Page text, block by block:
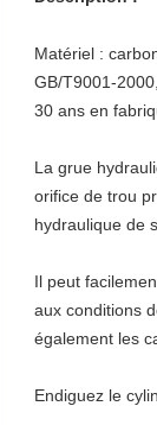
Matériel :
GB/T9001-
30 ans en
La grue
orifice de trou
hydraulique de
Il peut
aux conditions
également les
Endiguez le